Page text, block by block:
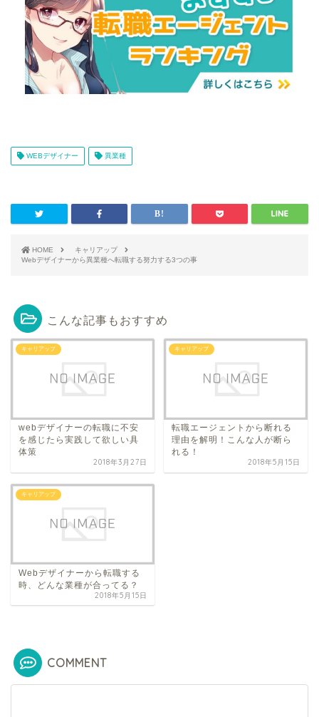
WEBデザイナー 異業種
HOME
キャリアップ
Webデザイナーから異業種へ転職する努力する3つの事
こんな記事もおすすめ
キャリアップ
webデザイナーの転職に不安
を感じたら実践して欲しい具
体策
2018年3月27日
キャリアップ
転職エージェントから断れる
理由を解明！こんな人が断ら
れる！
2018年5月15日
キャリアップ
Webデザイナーから転職する
時、どんな業種が合ってる？
2018年5月15日
COMMENT